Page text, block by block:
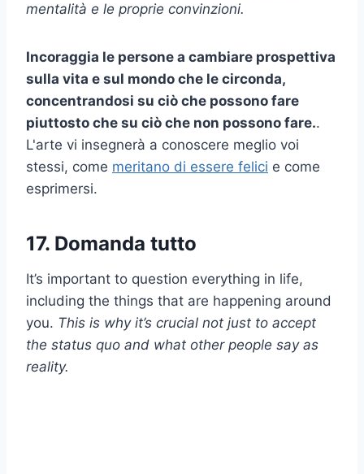
mentalità e le proprie convinzioni.
Incoraggia le persone a cambiare prospettiva
sulla vita e sul mondo che le circonda,
concentrandosi su ciò che possono fare
piuttosto che su ciò che non possono fare..
L'arte vi insegnerà a conoscere meglio voi
stessi, come meritano di essere felici e come
esprimersi.
17. Domanda tutto
It’s important to question everything in life,
including the things that are happening around
you. This is why it’s crucial not just to accept
the status quo and what other people say as
reality.